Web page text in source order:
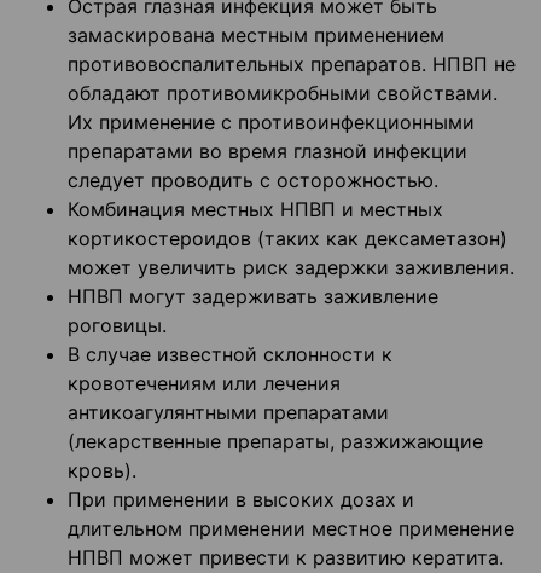
Острая глазная инфекция может быть
замаскирована местным применением
противовоспалительных препаратов. НПВП не
обладают противомикробными свойствами.
Их применение с противоинфекционными
препаратами во время глазной инфекции
следует проводить с осторожностью.
Комбинация местных НПВП и местных
кортикостероидов (таких как дексаметазон)
может увеличить риск задержки заживления.
НПВП могут задерживать заживление
роговицы.
В случае известной склонности к
кровотечениям или лечения
антикоагулянтными препаратами
(лекарственные препараты, разжижающие
кровь).
При применении в высоких дозах и
длительном применении местное применение
НПВП может привести к развитию кератита.